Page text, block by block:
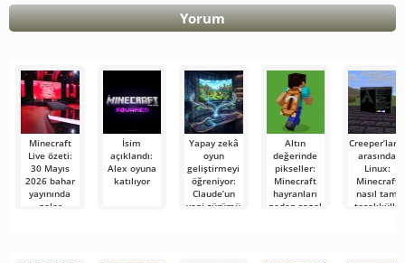
Yorum
Minecraft
Live özeti:
30 Mayıs
2026 bahar
yayınında
neler
İsim
açıklandı:
Alex oyuna
katılıyor
Yapay zekâ
oyun
geliştirmeyi
öğreniyor:
Claude’un
yeni sürümü
Altın
değerinde
pikseller:
Minecraft
hayranları
neden sanal
Creeper’ların
arasında
Linux:
Minecraft
nasıl tam
teşekküllü